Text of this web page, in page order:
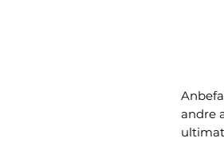
andre